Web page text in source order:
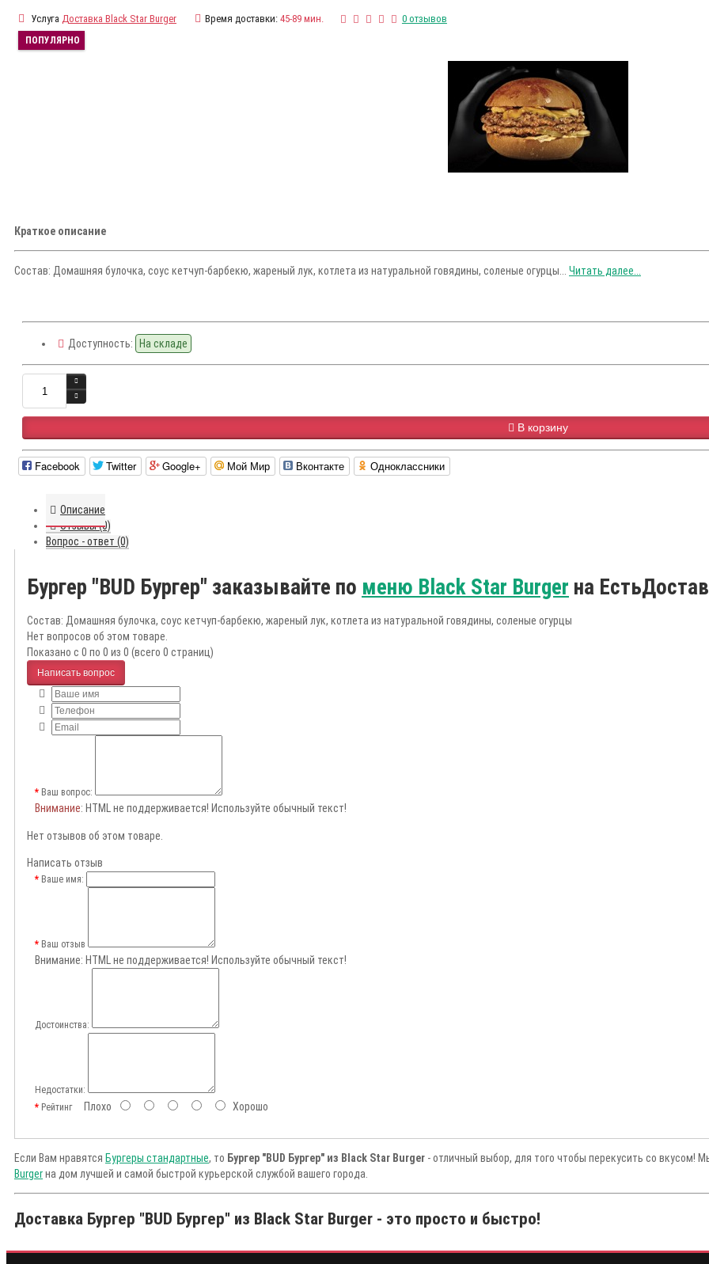
Услуга Доставка Black Star Burger Время доставки: 45-89 мин. 0 отзывов
ПОПУЛЯРНО
Краткое описание
Состав: Домашняя булочка, соус кетчуп-барбекю, жареный лук, котлета из натуральной говядины, соленые огурцы... Читать далее...
Доступность: На складе
В корзину
Facebook Twitter Google+ Мой Мир Вконтакте Одноклассники
Описание
Отзывы (0)
Вопрос - ответ (0)
Бургер "BUD Бургер" заказывайте по меню Black Star Burger на
Состав: Домашняя булочка, соус кетчуп-барбекю, жареный лук, котлета из натуральной говядины, соленые огурцы
Нет вопросов об этом товаре.
Показано с 0 по 0 из 0 (всего 0 страниц)
Написать вопрос
Ваш вопрос:
Внимание: HTML не поддерживается! Используйте обычный текст!
Нет отзывов об этом товаре.
Написать отзыв
Ваше имя:
Ваш отзыв
Внимание: HTML не поддерживается! Используйте обычный текст!
Достоинства:
Недостатки:
РейтингПлохо Хорошо
Если Вам нравятся Бургеры стандартные, то Бургер "BUD Бургер" из Black Star Burger - отличный выбор, для того чтобы перекусить со вкусом!
Burgerна дом лучшей и самой быстрой курьерской службой вашего города.
Доставка Бургер "BUD Бургер" из Black Star Burger - это просто и быстро!